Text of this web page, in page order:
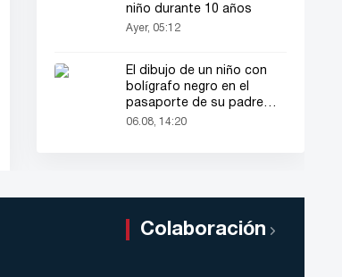
niño durante 10 años
Ayer, 05:12
El dibujo de un niño con
bolígrafo negro en el
pasaporte de su padre
llamó la atención de todos
06.08, 14:20
Colaboración